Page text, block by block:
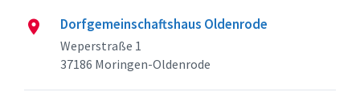
Dorfgemeinschaftshaus Oldenrode
Weperstraße 1
37186 Moringen-Oldenrode